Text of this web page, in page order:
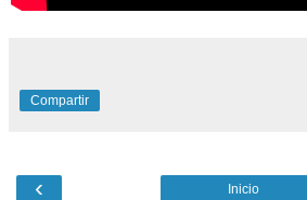
Compartir
‹ Inicio